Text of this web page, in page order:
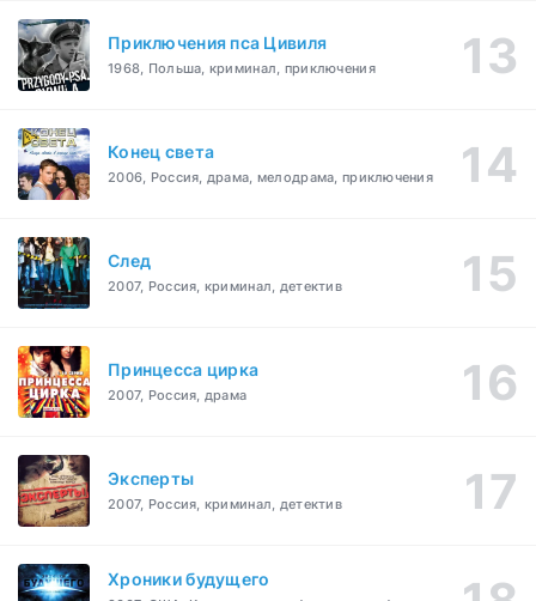
Приключения пса Цивиля
1968, Польша, криминал, приключения
Конец света
2006, Россия, драма, мелодрама, приключения
След
2007, Россия, криминал, детектив
Принцесса цирка
2007, Россия, драма
Эксперты
2007, Россия, криминал, детектив
Хроники будущего